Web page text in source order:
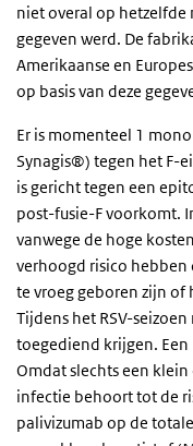
niet overal op hetzelfde
gegeven werd. De
Amerikaanse en
op basis van deze
Er is momenteel 1
Synagis®) tegen het F-
is gericht tegen een
post-fusie-F voorkomt.
vanwege de hoge
verhoogd risico hebben
te vroeg geboren zijn
Tijdens het RSV-
toegediend krijgen.
Omdat slechts een klein
infectie behoort tot de
palivizumab op de